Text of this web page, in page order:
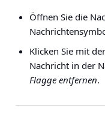
Öffnen Sie die
Klicken Sie mit
Nachricht in der
Flagge entfernen.